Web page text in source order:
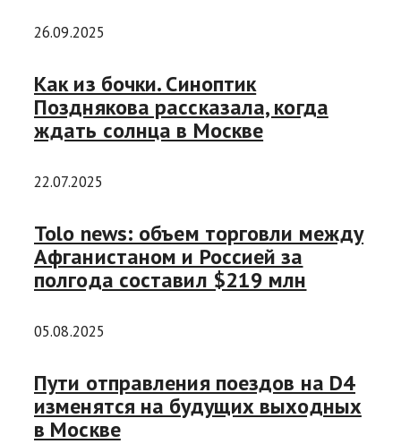
26.09.2025
Как из бочки. Синоптик
Позднякова рассказала, когда
ждать солнца в Москве
22.07.2025
Tolo news: объем торговли между
Афганистаном и Россией за
полгода составил $219 млн
05.08.2025
Пути отправления поездов на D4
изменятся на будущих выходных
в Москве